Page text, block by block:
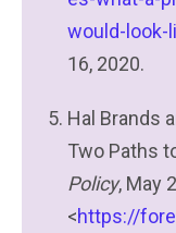
would-look-
16, 2020.
Hal Brands
Two Paths
Policy, May
<https://